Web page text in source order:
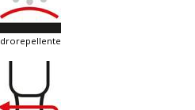
idrorepellente